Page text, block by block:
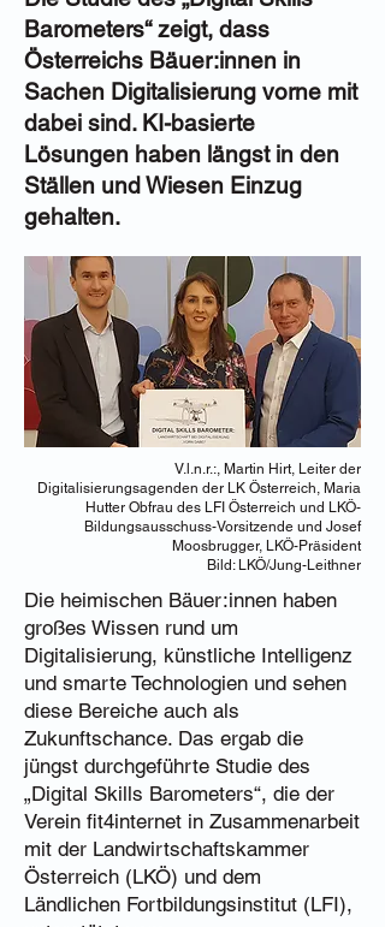
Barometers“ zeigt, dass
Österreichs Bäuer:innen in
Sachen Digitalisierung vorne mit
dabei sind. KI-basierte
Lösungen haben längst in den
Ställen und Wiesen Einzug
gehalten.
V.l.n.r.:, Martin Hirt, Leiter der
Digitalisierungsagenden der LK Österreich, Maria
Hutter Obfrau des LFI Österreich und LKÖ-
Bildungsausschuss-Vorsitzende und Josef
Moosbrugger, LKÖ-Präsident
Bild: LKÖ/Jung-Leithner
Die heimischen Bäuer:innen haben
großes Wissen rund um
Digitalisierung, künstliche Intelligenz
und smarte Technologien und sehen
diese Bereiche auch als
Zukunftschance. Das ergab die
jüngst durchgeführte Studie des
„Digital Skills Barometers“, die der
Verein fit4internet in Zusammenarbeit
mit der Landwirtschaftskammer
Österreich (LKÖ) und dem
Ländlichen Fortbildungsinstitut (LFI),